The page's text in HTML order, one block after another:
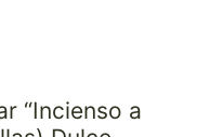
“Incienso a